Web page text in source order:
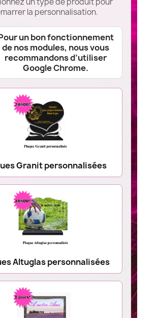
la personnalisation.
un bon fonctionnement
de nos modules, nous vous
recommandons d’utiliser
Google Chrome.
Granit personnalisées
Altuglas personnalisées